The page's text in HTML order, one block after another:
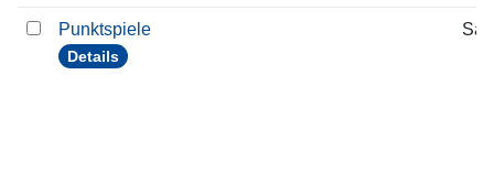
Punktspiele
Details